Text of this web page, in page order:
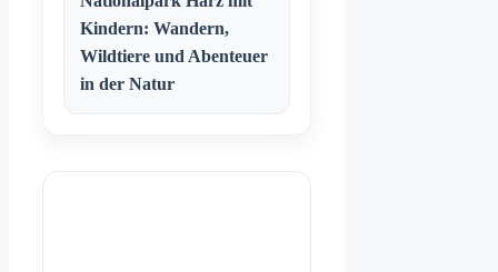
Kindern: Wandern,
Wildtiere und Abenteuer
in der Natur